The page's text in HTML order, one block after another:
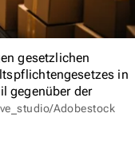
gesetzlichen
in
gegenüber der
Adobestock